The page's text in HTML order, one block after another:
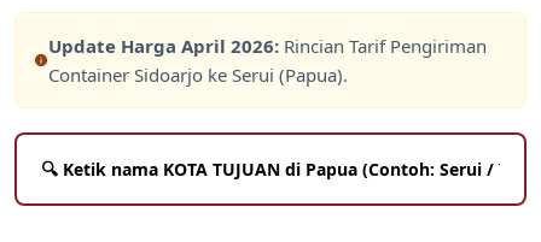
Update HargaApril 2026: Rincian Tarif Pengiriman
Container Sidoarjo ke Serui (Papua).